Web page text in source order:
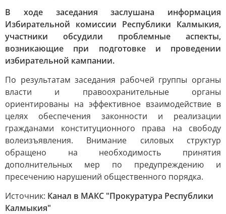
В ходе заседания заслушана информация
Избирательной комиссии Республики Калмыкия,
участники обсудили проблемные аспекты,
возникающие при подготовке и проведении
избирательной кампании.
По результатам заседания рабочей группы органы
власти и правоохранительные органы
ориентированы на эффективное взаимодействие в
целях обеспечения законности и реализации
гражданами конституционного права на свободу
волеизъявления. Внимание силовых структур
обращено на необходимость принятия
дополнительных мер по предупреждению и
пресечению нарушений общественного порядка.
Источник: Канал в МАКС "Прокуратура Республики
Калмыкия"